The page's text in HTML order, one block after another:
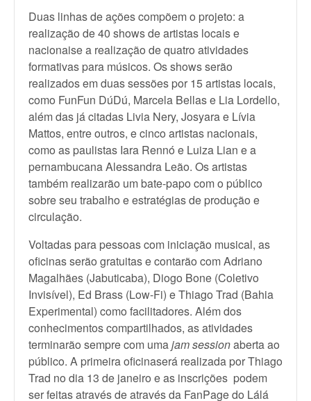
Duas linhas de ações compõem o projeto: a
realização de 40 shows de artistas locais e
nacionaise a realização de quatro atividades
formativas para músicos. Os shows serão
realizados em duas sessões por 15 artistas locais,
como FunFun DúDú, Marcela Bellas e Lia Lordello,
além das já citadas Livia Nery, Josyara e Lívia
Mattos, entre outros, e cinco artistas nacionais,
como as paulistas Iara Rennó e Luiza Lian e a
pernambucana Alessandra Leão. Os artistas
também realizarão um bate-papo com o público
sobre seu trabalho e estratégias de produção e
circulação.
Voltadas para pessoas com iniciação musical, as
oficinas serão gratuitas e contarão com Adriano
Magalhães (Jabuticaba), Diogo Bone (Coletivo
Invisível), Ed Brass (Low-Fi) e Thiago Trad (Bahia
Experimental) como facilitadores. Além dos
conhecimentos compartilhados, as atividades
terminarão sempre com umajam sessionaberta ao
público. A primeira oficinaserá realizada por Thiago
Trad no dia 13 de janeiro e as inscrições podem
ser feitas através de através da FanPage do Lálá